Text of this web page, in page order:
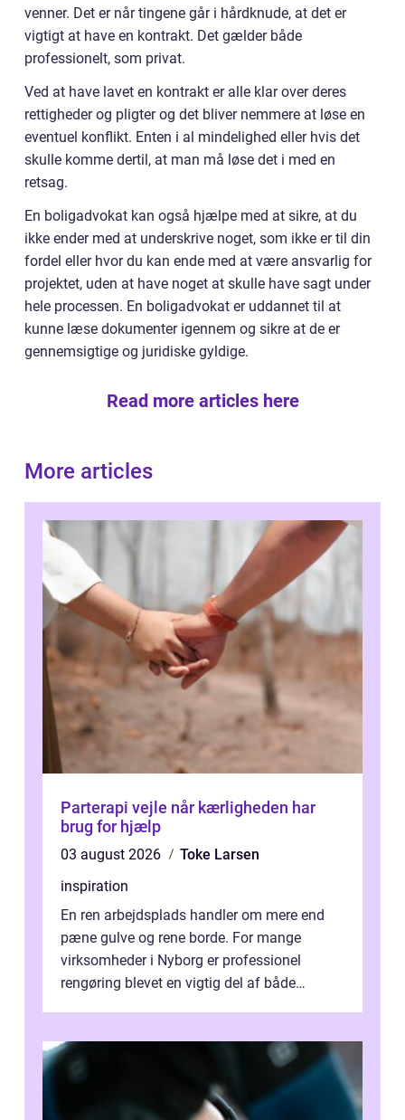
venner. Det er når tingene går i hårdknude, at det er
vigtigt at have en kontrakt. Det gælder både
professionelt, som privat.
Ved at have lavet en kontrakt er alle klar over deres
rettigheder og pligter og det bliver nemmere at løse en
eventuel konflikt. Enten i al mindelighed eller hvis det
skulle komme dertil, at man må løse det i med en
retsag.
En boligadvokat kan også hjælpe med at sikre, at du
ikke ender med at underskrive noget, som ikke er til din
fordel eller hvor du kan ende med at være ansvarlig for
projektet, uden at have noget at skulle have sagt under
hele processen. En boligadvokat er uddannet til at
kunne læse dokumenter igennem og sikre at de er
gennemsigtige og juridiske gyldige.
Read more articles here
More articles
Parterapi vejle når kærligheden har
brug for hjælp
03 august 2026
Toke Larsen
inspiration
En ren arbejdsplads handler om mere end
pæne gulve og rene borde. For mange
virksomheder i Nyborg er professionel
rengøring blevet en vigtig del af både